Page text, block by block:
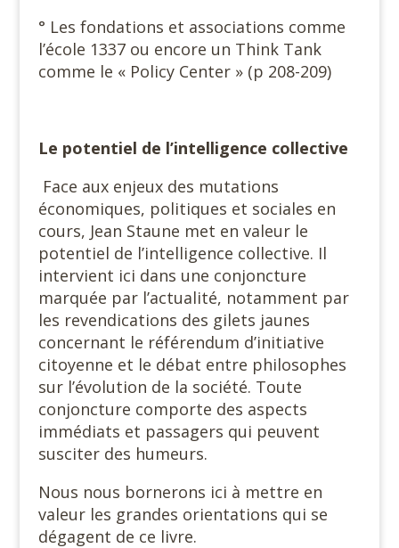
° Les fondations et associations comme
l’école 1337 ou encore un Think Tank
comme le « Policy Center » (p 208-209)
Le potentiel de l’intelligence collective
Face aux enjeux des mutations
économiques, politiques et sociales en
cours, Jean Staune met en valeur le
potentiel de l’intelligence collective. Il
intervient ici dans une conjoncture
marquée par l’actualité, notamment par
les revendications des gilets jaunes
concernant le référendum d’initiative
citoyenne et le débat entre philosophes
sur l’évolution de la société. Toute
conjoncture comporte des aspects
immédiats et passagers qui peuvent
susciter des humeurs.
Nous nous bornerons ici à mettre en
valeur les grandes orientations qui se
dégagent de ce livre.